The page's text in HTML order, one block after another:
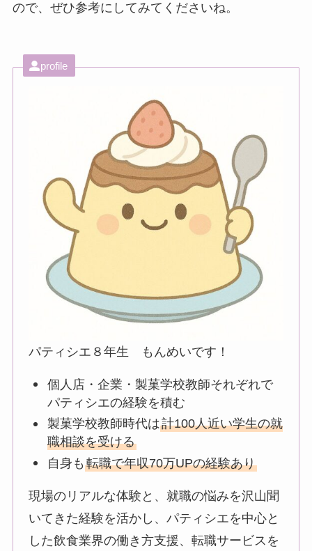
ので、ぜひ参考にしてみてくださいね。
profile
パティシエ８年生 もんめいです！
個人店・企業・製菓学校教師それぞれで
パティシエの経験を積む
製菓学校教師時代は計100人近い学生の就
職相談を受ける
自身も転職で年収70万UPの経験あり
現場のリアルな体験と、就職の悩みを沢山聞
いてきた経験を活かし、パティシエを中心と
した飲食業界の働き方支援、転職サービスを